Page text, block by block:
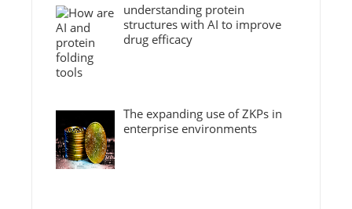
understanding protein
structures with AI to improve
drug efficacy
The expanding use of ZKPs in
enterprise environments